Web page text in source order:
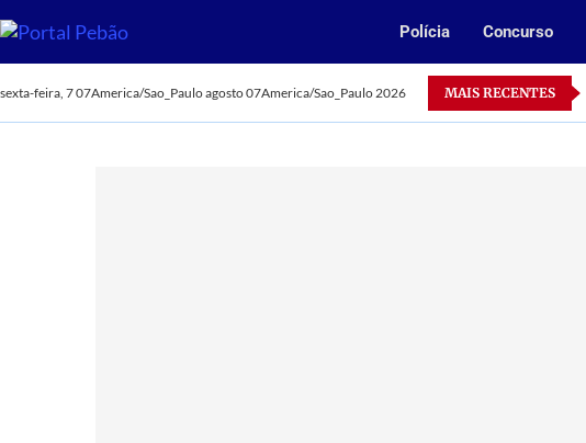
Polícia Concurso
sexta-feira, 7 07America/Sao_Paulo agosto 07America/Sao_Paulo 2026 MAIS RECENTES
Oportunidade: Vale abre 385 vagas para jovens aprendizes no Pará